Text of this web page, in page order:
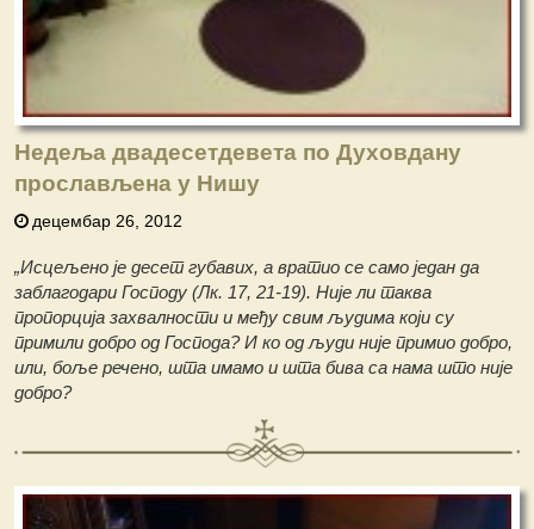
Недеља двадесетдевета по Духовдану
прослављена у Нишу
децембар 26, 2012
„Исцељено је десет губавих, а вратио се само један да
заблагодари Господу (Лк. 17, 21-19). Није ли таква
пропорција захвалности и међу свим људима који су
примили добро од Господа? И ко од људи није примио добро,
или, боље речено, шта имамо и шта бива са нама што није
добро?